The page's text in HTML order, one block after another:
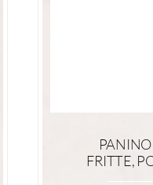
FRITTE,